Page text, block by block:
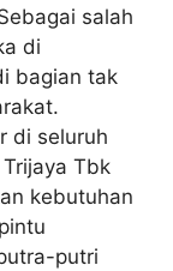
salah
di
bagian tak
di seluruh
Tbk
kebutuhan
putri